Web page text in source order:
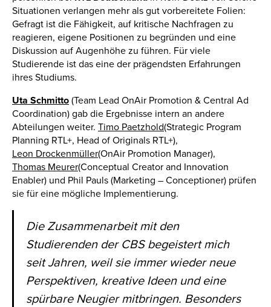
Situationen verlangen mehr als gut vorbereitete Folien:
Gefragt ist die Fähigkeit, auf kritische Nachfragen zu
reagieren, eigene Positionen zu begründen und eine
Diskussion auf Augenhöhe zu führen. Für viele
Studierende ist das eine der prägendsten Erfahrungen
ihres Studiums.
Uta Schmitto (Team Lead OnAir Promotion & Central Ad
Coordination) gab die Ergebnisse intern an andere
Abteilungen weiter. Timo Paetzhold(Strategic Program
Planning RTL+, Head of Originals RTL+),
Leon Drockenmüller(OnAir Promotion Manager),
Thomas Meurer(Conceptual Creator and Innovation
Enabler) und Phil Pauls (Marketing – Conceptioner) prüfen
sie für eine mögliche Implementierung.
Die Zusammenarbeit mit den
Studierenden der CBS begeistert mich
seit Jahren, weil sie immer wieder neue
Perspektiven, kreative Ideen und eine
spürbare Neugier mitbringen. Besonders